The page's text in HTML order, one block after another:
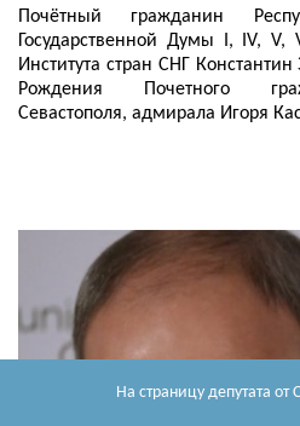
На страницу депутата от
Почётный гражданин
Государственной Думы I, IV, V,
Института стран СНГ
Рождения Почетного
Севастополя, адмирала Игоря